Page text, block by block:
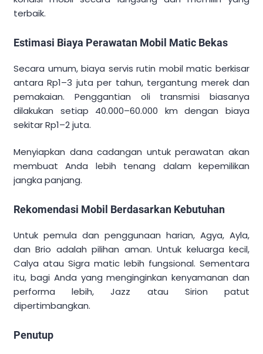
terbaik.
Estimasi Biaya Perawatan Mobil Matic Bekas
Secara umum, biaya servis rutin mobil matic berkisar
antara Rp1–3 juta per tahun, tergantung merek dan
pemakaian. Penggantian oli transmisi biasanya
dilakukan setiap 40.000–60.000 km dengan biaya
sekitar Rp1–2 juta.
Menyiapkan dana cadangan untuk perawatan akan
membuat Anda lebih tenang dalam kepemilikan
jangka panjang.
Rekomendasi Mobil Berdasarkan Kebutuhan
Untuk pemula dan penggunaan harian, Agya, Ayla,
dan Brio adalah pilihan aman. Untuk keluarga kecil,
Calya atau Sigra matic lebih fungsional. Sementara
itu, bagi Anda yang menginginkan kenyamanan dan
performa lebih, Jazz atau Sirion patut
dipertimbangkan.
Penutup